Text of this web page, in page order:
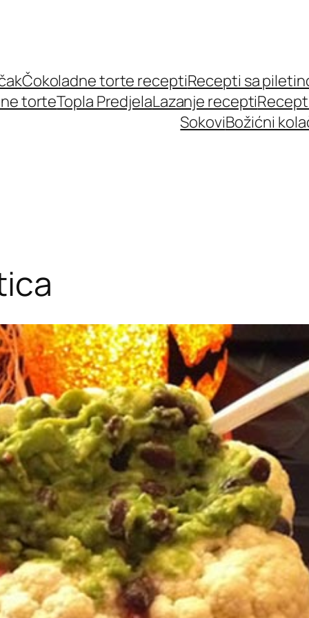
Čokoladne torte receptiRecepti sa
torteTopla PredjelaLazanje recepti
SokoviBožićni